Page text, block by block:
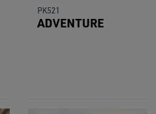
PK521
ADVENTURE